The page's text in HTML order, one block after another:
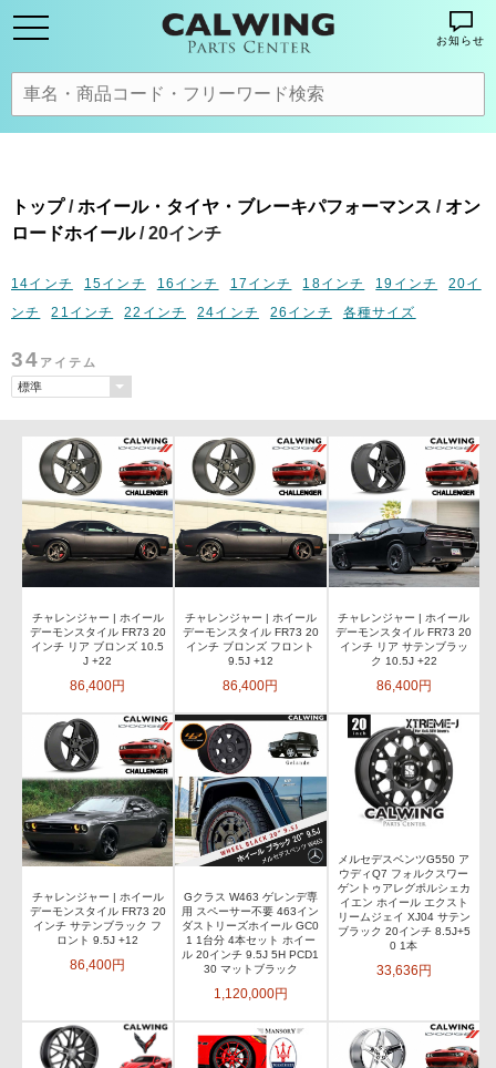
お知らせ
トップ/ホイール・タイヤ・ブレーキパフォーマンス /オン
ロードホイール/ 20インチ
14インチ 15インチ 16インチ 17インチ 18インチ 19インチ
20イ
ンチ
21インチ 22インチ 24インチ 26インチ 各種サイズ
34 アイテム
チャレンジャー | ホイール
デーモンスタイル FR73 20
インチ リア ブロンズ 10.5
J +22
86,400円
チャレンジャー | ホイール
デーモンスタイル FR73 20
インチ ブロンズ フロント
9.5J +12
86,400円
チャレンジャー | ホイール
デーモンスタイル FR73 20
インチ リア サテンブラッ
ク 10.5J +22
86,400円
チャレンジャー | ホイール
デーモンスタイル FR73 20
インチ サテンブラック フ
ロント 9.5J +12
86,400円
Gクラス W463 ゲレンデ専
用 スペーサー不要 463イン
ダストリーズホイール GC0
1 1台分 4本セット ホイー
ル 20インチ 9.5J 5H PCD1
30 マットブラック
1,120,000円
メルセデスベンツG550 ア
ウディQ7 フォルクスワー
ゲントゥアレグポルシェカ
イエン ホイール エクスト
リームジェイ XJ04 サテン
ブラック 20インチ 8.5J+5
0 1本
33,636円